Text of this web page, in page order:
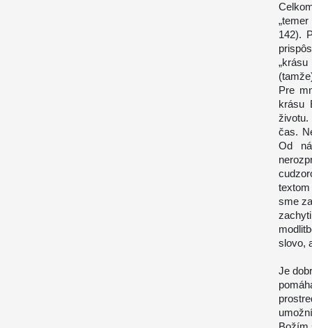
142).
Pre
krásu
životu.
čas.
Od
sme
slovo,
Je